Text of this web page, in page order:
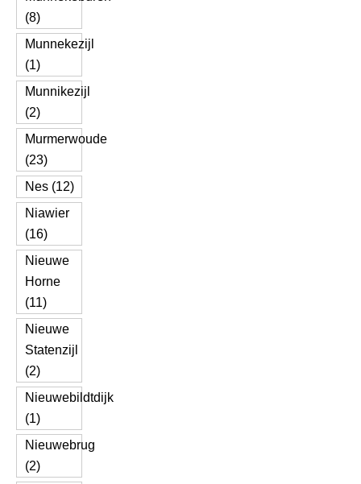
(8)
Munnekezijl
(1)
Munnikezijl
(2)
Murmerwoude
(23)
Nes (12)
Niawier
(16)
Nieuwe
Horne
(11)
Nieuwe
Statenzijl
(2)
Nieuwebildtdijk
(1)
Nieuwebrug
(2)